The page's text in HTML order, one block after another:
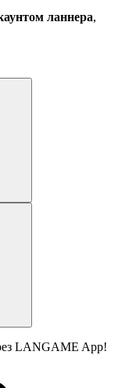
ланнера,
LANGAME App!